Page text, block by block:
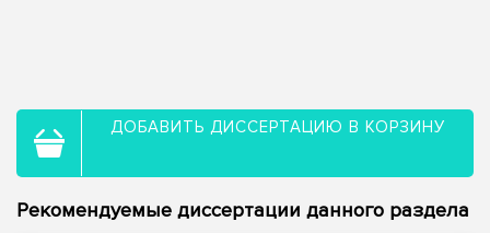
ДОБАВИТЬ ДИССЕРТАЦИЮ В КОРЗИНУ
Рекомендуемые диссертации данного раздела